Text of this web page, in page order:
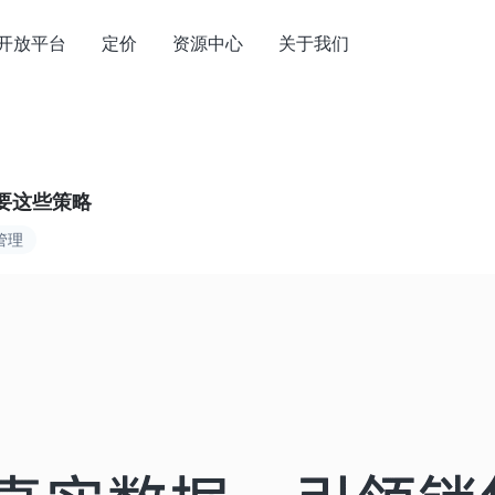
放平台 定价 资源中心 关于我们
理
这些策略